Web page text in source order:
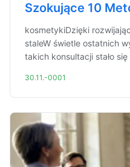
Szokujące 10
kosmetykiDzięki
staleW świetle ostatnich
takich konsultacji stało
30.11.-0001